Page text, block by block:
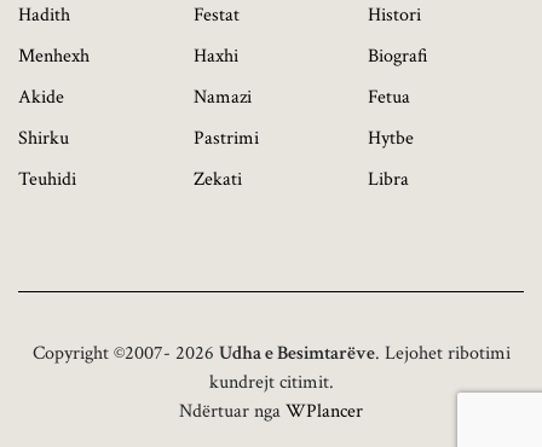
Hadith
Menhexh
Akide
Shirku
Teuhidi
Festat
Haxhi
Namazi
Pastrimi
Zekati
Histori
Biografi
Fetua
Hytbe
Libra
Copyright ©2007- 2026 Udha e Besimtarëve. Lejohet ribotimi
kundrejt citimit.
Ndërtuar ngaWPlancer